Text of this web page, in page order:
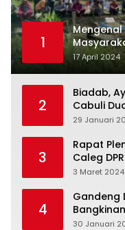
1
Mengenal
Idul Fitri
17 April 2024
2
Biadab,
Cabuli
29 Januari
3
Rapat
3 Maret 2024
4
Gandeng
30 Januari